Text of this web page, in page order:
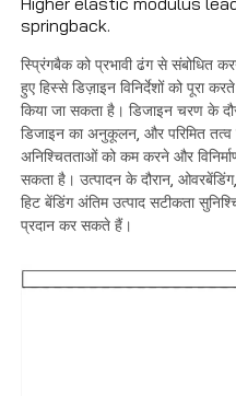
springback.
स्प्रिंगबैक को प्रभावी ढंग से संबोधित
हुए हिस्से डिज़ाइन विनिर्देशों को पूरा
किया जा सकता है। डिजाइन चरण के
डिजाइन का अनुकूलन, और परिमित तत्व
अनिश्चितताओं को कम करने और
सकता है। उत्पादन के दौरान,
हिट बेंडिंग अंतिम उत्पाद सटीकता
प्रदान कर सकते हैं।